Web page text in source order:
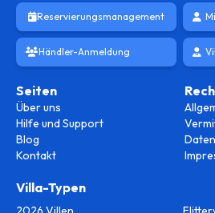
Reservierungsmanagement
Händler-Anmeldung
Seiten
Über uns
Hilfe und Support
Blog
Kontakt
Villa-Typen